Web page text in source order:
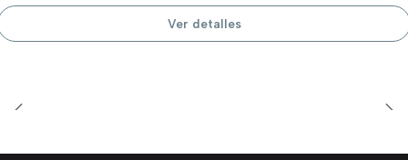
Ver detalles